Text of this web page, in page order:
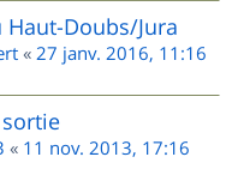
Doubs/Jura
« 27 janv. 2016, 11:16
« 11 nov. 2013, 17:16